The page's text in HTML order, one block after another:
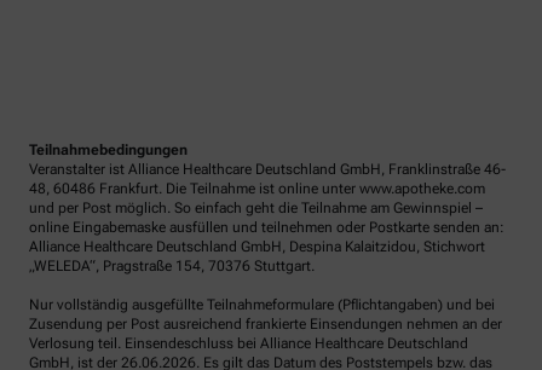
Teilnahmebedingungen
Veranstalter ist Alliance Healthcare Deutschland GmbH, Franklinstraße 46-
48, 60486 Frankfurt. Die Teilnahme ist online unter www.apotheke.com
und per Post möglich. So einfach geht die Teilnahme am Gewinnspiel –
online Eingabemaske ausfüllen und teilnehmen oder Postkarte senden an:
Alliance Healthcare Deutschland GmbH, Despina Kalaitzidou, Stichwort
„WELEDA“, Pragstraße 154, 70376 Stuttgart.
Nur vollständig ausgefüllte Teilnahmeformulare (Pflichtangaben) und bei
Zusendung per Post ausreichend frankierte Einsendungen nehmen an der
Verlosung teil. Einsendeschluss bei Alliance Healthcare Deutschland
GmbH, ist der 26.06.2026. Es gilt das Datum des Poststempels bzw. das